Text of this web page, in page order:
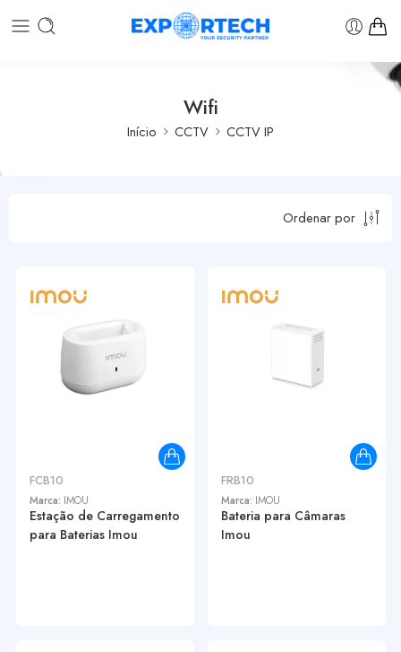
Wifi
Início CCTV CCTV IP
Ordenar por
FCB10
Marca: IMOU
Estação de Carregamento
para Baterias Imou
FRB10
Marca: IMOU
Bateria para Câmaras
Imou